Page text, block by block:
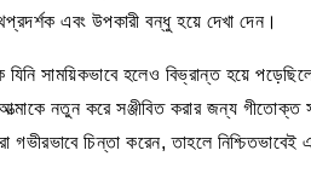
এবং উপকারী বন্ধু হয়ে দেখা দেন।
সাময়িকভাবে হলেও বিভ্রান্ত হয়ে
নতুন করে সঞ্জীবিত করার জন্য গীতোক্ত
গভীরভাবে চিন্তা করেন, তাহলে